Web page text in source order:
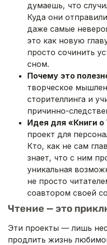
думаешь, что
Куда они
даже самые
это как новую
просто сочинить
сном.
Почему это
творческое
сторителлинга и
причинно-
Идея для «Книги о
проект для
Кто, как не сам
знает, что с ним
уникальная
не просто
соавтором своей
Чтение — это
Эти проекты — лишь
продлить жизнь